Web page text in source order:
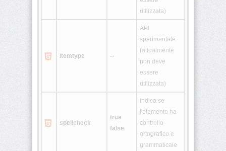
<strike>
utilizzata)
itemtype --
API
sperimentale
(attualmente
non deve
essere
utilizzata)
spellcheck
true
false
Indica se
l'elemento ha
controllo
ortografico e
grammaticale